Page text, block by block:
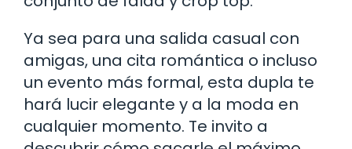
Ya sea para una salida casual con
amigas, una cita romántica o incluso
un evento más formal, esta dupla te
hará lucir elegante y a la moda en
cualquier momento. Te invito a